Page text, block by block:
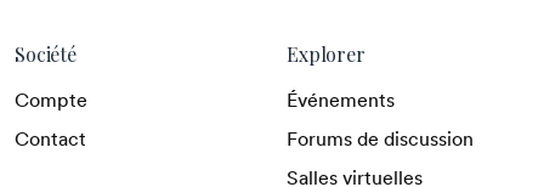
Société
Compte
Contact
Explorer
Événements
Forums de discussion
Salles virtuelles